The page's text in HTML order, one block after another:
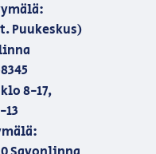
Puukeskus)
8-17,